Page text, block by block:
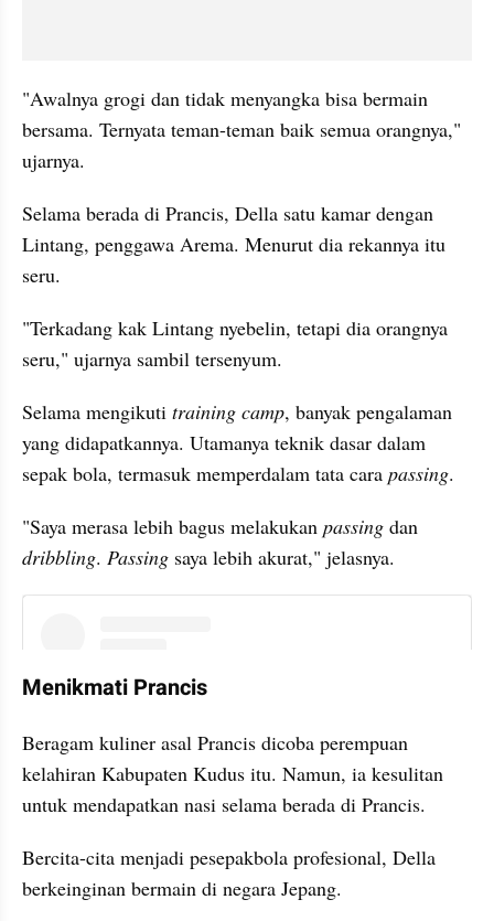
"Awalnya grogi dan tidak menyangka bisa bermain
bersama. Ternyata teman-teman baik semua orangnya,"
ujarnya.
Selama berada di Prancis, Della satu kamar dengan
Lintang, penggawa Arema. Menurut dia rekannya itu
seru.
"Terkadang kak Lintang nyebelin, tetapi dia orangnya
seru," ujarnya sambil tersenyum.
Selama mengikuti training camp, banyak pengalaman
yang didapatkannya. Utamanya teknik dasar dalam
sepak bola, termasuk memperdalam tata cara passing.
"Saya merasa lebih bagus melakukan passing
dribbling. Passing saya lebih akurat," jelasnya.
Menikmati Prancis
Beragam kuliner asal Prancis dicoba perempuan
kelahiran Kabupaten Kudus itu. Namun, ia kesulitan
untuk mendapatkan nasi selama berada di Prancis.
Bercita-cita menjadi pesepakbola profesional, Della
berkeinginan bermain di negara Jepang.